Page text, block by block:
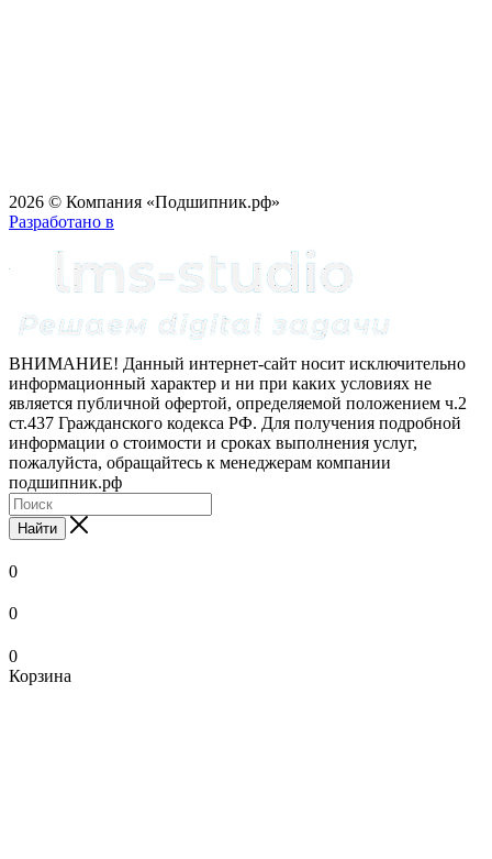
2026 © Компания «Подшипник.рф»
Разработано в
ВНИМАНИЕ! Данный интернет-сайт носит исключительно
информационный характер и ни при каких условиях не
является публичной офертой, определяемой положением ч.2
ст.437 Гражданского кодекса РФ. Для получения подробной
информации о стоимости и сроках выполнения услуг,
пожалуйста, обращайтесь к менеджерам компании
подшипник.рф
Найти
0
0
0
Корзина